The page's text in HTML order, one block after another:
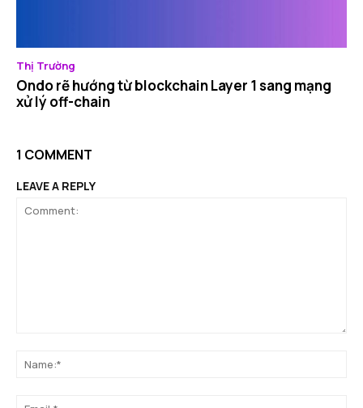
Thị Trường
Ondo rẽ hướng từ blockchain Layer 1 sang mạng
xử lý off-chain
1 COMMENT
LEAVE A REPLY